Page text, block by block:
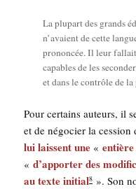
La plu­part des grands
n’a­vaient de cette
pro­non­cée. Il leur
capables de les
et dans le contrôle de
Pour cer­tains auteurs, il
et de négo­cier la
lui laissent une «
«d’ap­por­ter des
au texte ini­tial8 ». Son